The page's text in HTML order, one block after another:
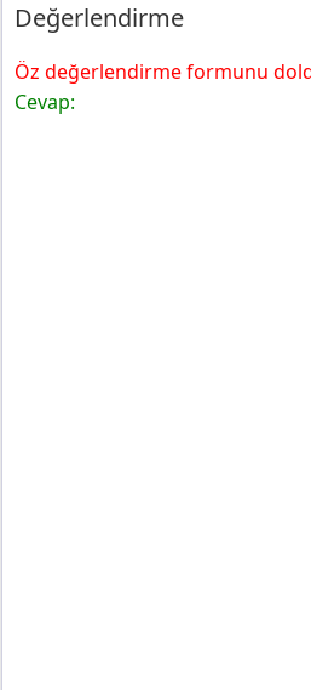
Değerlendirme
Öz değerlendirme formunu
Cevap: